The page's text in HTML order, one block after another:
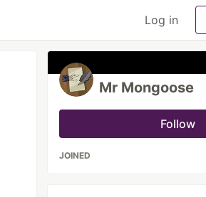
Log in
Mr Mongoose
Follow
JOINED